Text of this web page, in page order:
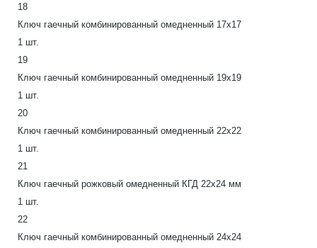
18
Ключ гаечный комбинированный омедненный 17х17
1 шт.
19
Ключ гаечный комбинированный омедненный 19х19
1 шт.
20
Ключ гаечный комбинированный омедненный 22х22
1 шт.
21
Ключ гаечный рожковый омедненный КГД 22х24 мм
1 шт.
22
Ключ гаечный комбинированный омедненный 24х24